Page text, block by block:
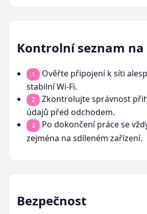
Kontrolní seznam na
1
Ověřte připojení k síti
stabilní Wi-Fi.
2
Zkontrolujte správnost
údajů před odchodem.
3
Po dokončení práce se
zejména na sdíleném zařízení.
Bezpečnost